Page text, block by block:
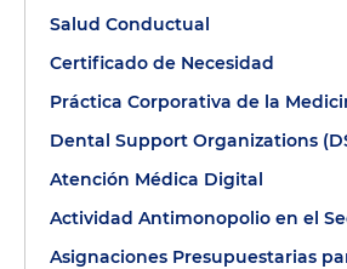
Salud Conductual
Certificado de Necesidad
Práctica Corporativa de la
Dental Support Organizations
Atención Médica Digital
Actividad Antimonopolio en el
Asignaciones Presupuestarias